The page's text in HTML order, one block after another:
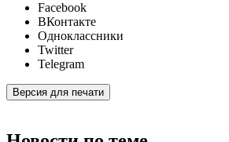
Facebook
ВКонтакте
Одноклассники
Twitter
Telegram
Версия для печати